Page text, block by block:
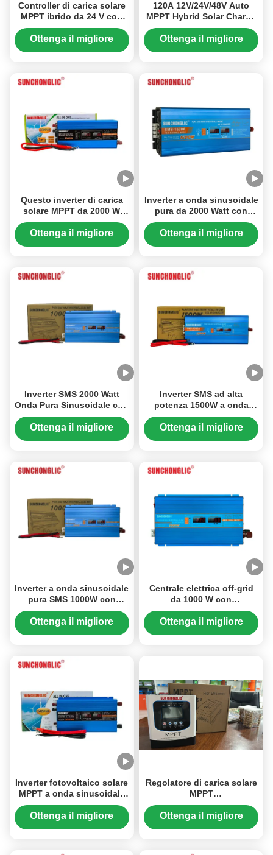
Controller di carica solare
MPPT ibrido da 24 V con
corrente di ricarica da 100
A e funzione UPS per
sistemi solari a corrente
Ottenga il migliore
120A 12V/24V/48V Auto
MPPT Hybrid Solar Charge
Controller con funzione
UPS
Ottenga il migliore
Questo inverter di carica
solare MPPT da 2000 W
presenta un'uscita
sinusoidale modificata e
converte l'alimentazione da
Ottenga il migliore
Inverter a onda sinusoidale
pura da 2000 Watt con
caricatore solare MPPT da
60A e uscita AC da 220V
Ottenga il migliore
Inverter SMS 2000 Watt
Onda Pura Sinusoidale con
Caricatore Solare MPPT
60A e Uscita AC 220V per
Ottenga il migliore
Inverter SMS ad alta
potenza 1500W a onda
sinusoidale pura con
caricatore solare MPPT da
Ottenga il migliore
Inverter a onda sinusoidale
pura SMS 1000W con
controller solare MPPT da
30A e uscita AC 220V —
progettato per applicazioni
Ottenga il migliore
Centrale elettrica off-grid
da 1000 W con
caricabatterie solare MPPT
da 30 A e inverter di onde
sinusoidali puro da 220 V
Ottenga il migliore
Inverter fotovoltaico solare
MPPT a onda sinusoidale
modificata da 3000W con
conversione di potenza
Ottenga il migliore
Regolatore di carica solare
MPPT
12V/24V/36V/48V/96V/120V
con inseguimento
automatico del punto di
Ottenga il migliore